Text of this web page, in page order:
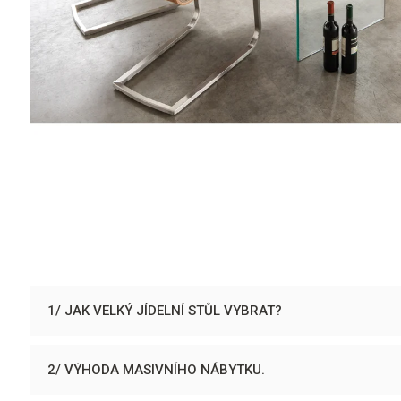
1/ JAK VELKÝ JÍDELNÍ STŮL VYBRAT?
2/ VÝHODA MASIVNÍHO NÁBYTKU.